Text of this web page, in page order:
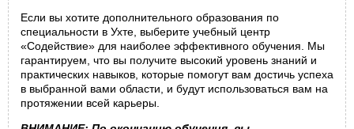
Если вы хотите дополнительного образования по
специальности в Ухте, выберите учебный центр
«Содействие» для наиболее эффективного обучения. Мы
гарантируем, что вы получите высокий уровень знаний и
практических навыков, которые помогут вам достичь успеха
в выбранной вами области, и будут использоваться вам на
протяжении всей карьеры.